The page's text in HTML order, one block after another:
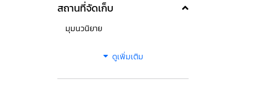
สถานที่จัดเก็บ
มุมนวนิยาย
ดูเพิ่มเติม